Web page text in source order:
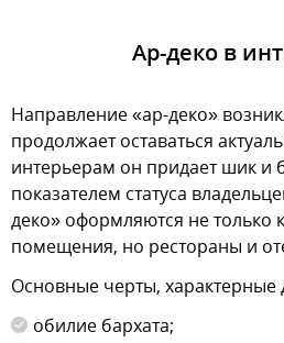
Ар-деко в
Направление «ар-деко»
продолжает оставаться
интерьерам он придает шик и
показателем статуса
деко» оформляются не только
помещения, но рестораны и
Основные черты, характерные
обилие бархата;